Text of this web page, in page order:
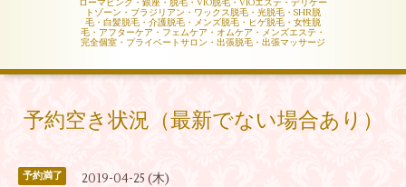
ローマピンク・銀座・脱毛・VIO脱毛・VIOエステ・デリケー
トゾーン・ブラジリアン・ワックス脱毛・光脱毛・SHR脱
毛・白髪脱毛・介護脱毛・メンズ脱毛・ヒゲ脱毛・女性脱
毛・アフターケア・フェムケア・オムケア・メンズエステ・
完全個室・プライベートサロン・出張脱毛・出張マッサージ
予約空き状況（最新でない場合あり）
予約満了 2019-04-25 (木)